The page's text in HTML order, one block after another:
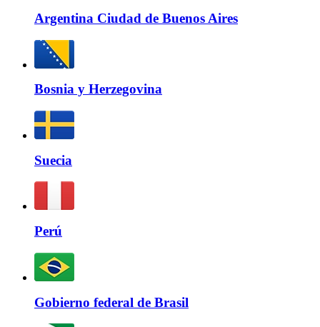
Argentina Ciudad de Buenos Aires
Bosnia y Herzegovina
Suecia
Perú
Gobierno federal de Brasil